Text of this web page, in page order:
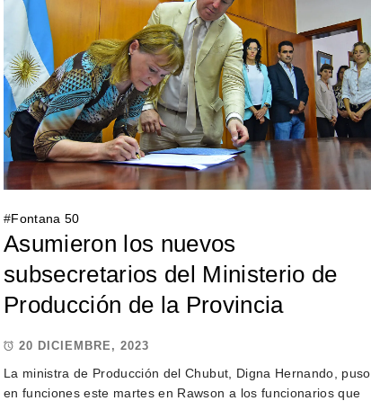
#Fontana 50
Asumieron los nuevos
subsecretarios del Ministerio de
Producción de la Provincia
20 DICIEMBRE, 2023
La ministra de Producción del Chubut, Digna Hernando, puso
en funciones este martes en Rawson a los funcionarios que